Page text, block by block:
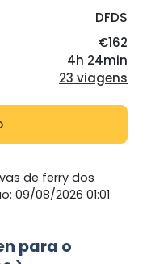
DFDS
€162
4h 24min
23 viagens
de ferry dos
09/08/2026 01:01
para o